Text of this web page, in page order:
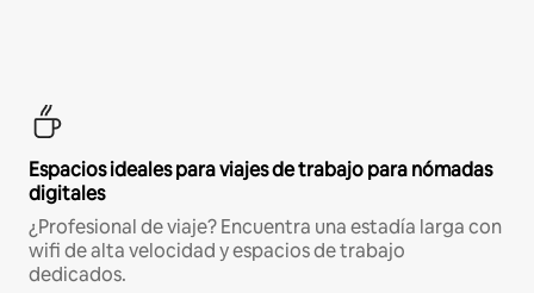
Espacios ideales para viajes de trabajo para nómadas
digitales
¿Profesional de viaje? Encuentra una estadía larga con
wifi de alta velocidad y espacios de trabajo
dedicados.